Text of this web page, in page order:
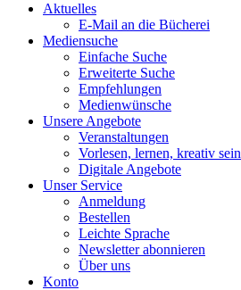
Aktuelles
E-Mail an die Bücherei
Mediensuche
Einfache Suche
Erweiterte Suche
Empfehlungen
Medienwünsche
Unsere Angebote
Veranstaltungen
Vorlesen, lernen, kreativ sein
Digitale Angebote
Unser Service
Anmeldung
Bestellen
Leichte Sprache
Newsletter abonnieren
Über uns
Konto